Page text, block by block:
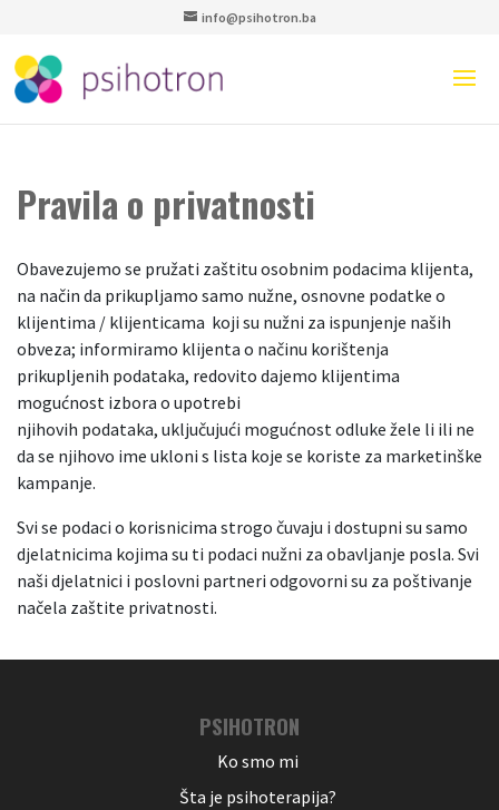
info@psihotron.ba
Pravila o privatnosti
Obavezujemo se pružati zaštitu osobnim podacima klijenta,
na način da prikupljamo samo nužne, osnovne podatke o
klijentima / klijenticama koji su nužni za ispunjenje naših
obveza; informiramo klijenta o načinu korištenja
prikupljenih podataka, redovito dajemo klijentima
mogućnost izbora o upotrebi
njihovih podataka, uključujući mogućnost odluke žele li ili ne
da se njihovo ime ukloni s lista koje se koriste za marketinške
kampanje.
Svi se podaci o korisnicima strogo čuvaju i dostupni su samo
djelatnicima kojima su ti podaci nužni za obavljanje posla. Svi
naši djelatnici i poslovni partneri odgovorni su za poštivanje
načela zaštite privatnosti.
PSIHOTRON
Ko smo mi
Šta je psihoterapija?